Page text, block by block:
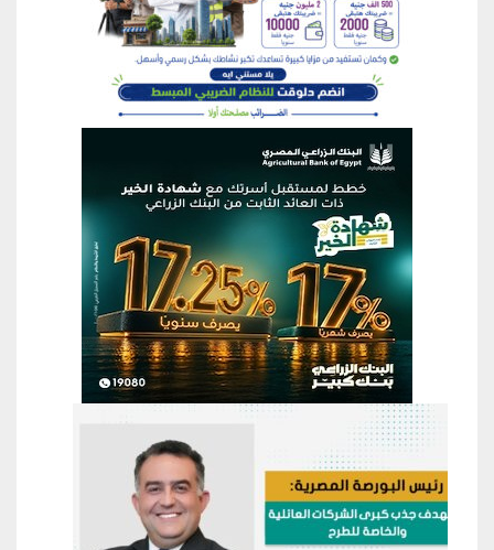
منطقة إعلانية